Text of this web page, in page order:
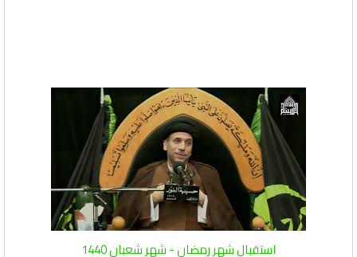
استقبال شهر رمضان - شهر شعبان 1440